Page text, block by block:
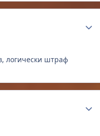
логически штраф